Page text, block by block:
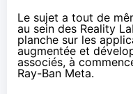
Le sujet a tout de
au sein des Reality
planche sur les
augmentée et
associés, à
Ray-Ban Meta.